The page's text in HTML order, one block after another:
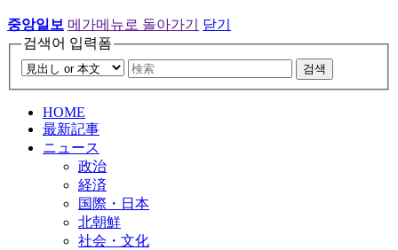
중앙일보 메가메뉴로 돌아가기
닫기
검색어 입력폼
검색
HOME
最新記事
ニュース
政治
経済
国際・日本
北朝鮮
社会・文化